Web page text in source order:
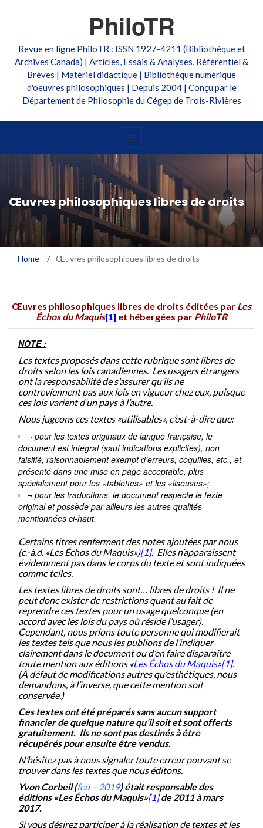
PhiloTR
Revue en ligne PhiloTR : ISSN 1927-4211 (Bibliothèque et
Archives Canada) | Articles, Essais & Analyses, Référentiel &
Brèves | Matériel didactique | Bibliothèque numérique
d'oeuvres philosophiques | Depuis 2004 | Conçu par le
Département de Philosophie du Cégep de Trois-Rivières
Œuvres philosophiques libres de droits
Home / Œuvres philosophiques libres de droits
Œuvres philosophiques libres de droits éditées par Les
Échos du Maquis[1] et hébergées par PhiloTR
NOTE :
Les textes proposés dans cette rubrique sont libres de
droits selon les lois canadiennes. Les usagers étrangers
ont la responsabilité de s’assurer qu’ils ne
contreviennent pas aux lois en vigueur chez eux, puisque
ces lois varient d’un pays à l’autre.
Nous jugeons ces textes «utilisables», c’est-à-dire que:
¬ pour les textes originaux de langue française, le
document est intégral (sauf indications explicites), non
falsifié, raisonnablement exempt d’erreurs, coquilles, etc., et
présenté dans une mise en page acceptable, plus
spécialement pour les «tablettes» et les «liseuses»;
¬ pour les traductions, le document respecte le texte
original et possède par ailleurs les autres qualités
mentionnées ci-haut.
Certains titres renferment des notes ajoutées par nous
(c.-à.d. «Les Échos du Maquis»)[1]. Elles n’apparaissent
évidemment pas dans le corps du texte et sont indiquées
comme telles.
Les textes libres de droits sont… libres de droits ! Il ne
peut donc exister de restrictions quant au fait de
reprendre ces textes pour un usage quelconque (en
accord avec les lois du pays où réside l’usager).
Cependant, nous prions toute personne qui modifierait
les textes tels que nous les publions de l’indiquer
clairement dans le document ou d’en faire disparaitre
toute mention aux éditions «Les Échos du Maquis»[1].
(À défaut de modifications autres qu’esthétiques, nous
demandons, à l’inverse, que cette mention soit
conservée.)
Ces textes ont été préparés sans aucun support
financier de quelque nature qu’il soit et sont offerts
gratuitement. Ils ne sont pas destinés à être
récupérés pour ensuite être vendus.
N’hésitez pas à nous signaler toute erreur pouvant se
trouver dans les textes que nous éditons.
Yvon Corbeil (feu – 2019) était responsable des
éditions «Les Échos du Maquis»[1] de 2011 à mars
2017.
Si vous désirez participer à la réalisation de textes et les